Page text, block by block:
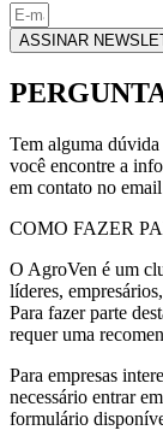
ASSINAR
Tem alguma
você encontre a
em contato no
COMO FAZER
O AgroVen é um
líderes,
Para fazer parte
requer uma
Para empresas
necessário entrar
formulário